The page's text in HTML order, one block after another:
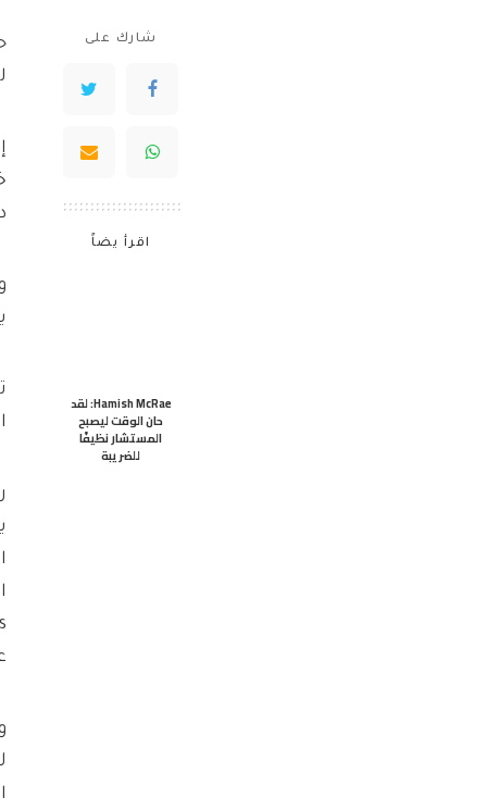
شارك على
اقرأ يضاً
Hamish McRae: لقد
حان الوقت ليصبح
المستشار نظيفًا
للضريبة